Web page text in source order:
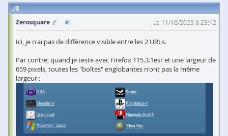
8
Zerosquare
Le 11/10/2023 à 23:12
Ici, je n'ai pas de différence visible entre les 2 URLs.
Par contre, quand je teste avec Firefox 115.3.1esr et une largeur de
659 pixels, toutes les "boîtes" englobantes n'ont pas la même
largeur :